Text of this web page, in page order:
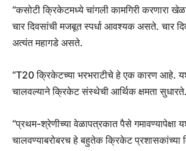
“कसोटी क्रिकेटमध्ये चांगली कामगिरी करणारा
चार दिवसांची मजबूत स्पर्धा आवश्यक असते. चार
अत्यंत महागडे असते.
“T20 क्रिकेटच्या भरभराटीचे हे एक कारण आहे.
चालवल्याने क्रिकेट संस्थेची आर्थिक क्षमता सुधारते.
“प्रथम-श्रेणीच्या वेळापत्रकात पैसे गमावण्यापेक्षा
चालवण्याबरोबरच हे बहुतेक क्रिकेट प्रशासकांच्या